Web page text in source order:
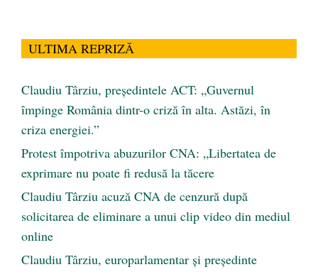
ULTIMA REPRIZĂ
Claudiu Târziu, președintele ACT: „Guvernul
împinge România dintr-o criză în alta. Astăzi, în
criza energiei.”
Protest împotriva abuzurilor CNA: „Libertatea de
exprimare nu poate fi redusă la tăcere
Claudiu Târziu acuză CNA de cenzură după
solicitarea de eliminare a unui clip video din mediul
online
Claudiu Târziu, europarlamentar și președinte